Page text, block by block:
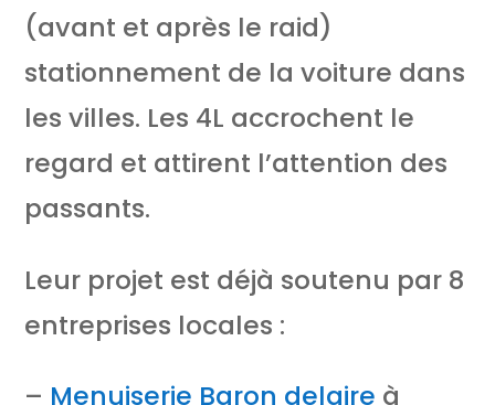
(avant et après le raid)
stationnement de la voiture dans
les villes. Les 4L accrochent le
regard et attirent l’attention des
passants.
Leur projet est déjà soutenu par 8
entreprises locales :
– Menuiserie Baron delaire à